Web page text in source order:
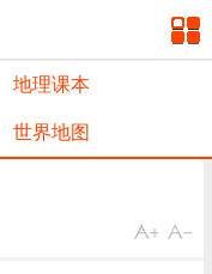
地理课本
世界地图